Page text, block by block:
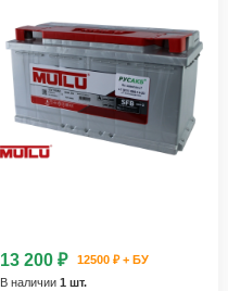
13 200 ₽
12500 ₽ + БУ
В наличии 1 шт.